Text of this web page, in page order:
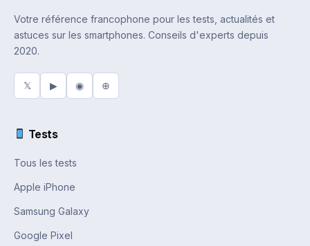
Votre référence francophone pour les tests, actualités et
astuces sur les smartphones. Conseils d'experts depuis
2020.
𝕏 ▶ ◉ ⊕
Tests
Tous les tests
Apple iPhone
Samsung Galaxy
Google Pixel